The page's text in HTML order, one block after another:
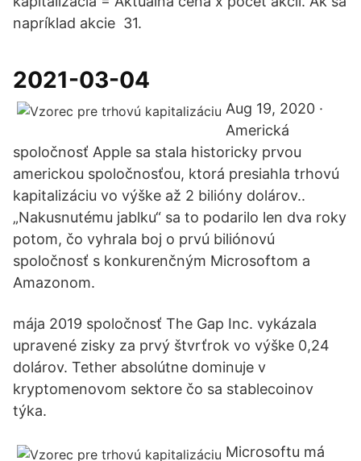
napríklad akcie 31.
2021-03-04
Aug 19, 2020 ·
Americká
spoločnosť Apple sa stala historicky prvou
americkou spoločnosťou, ktorá presiahla trhovú
kapitalizáciu vo výške až 2 bilióny dolárov..
„Nakusnutému jablku“ sa to podarilo len dva roky
potom, čo vyhrala boj o prvú biliónovú
spoločnosť s konkurenčným Microsoftom a
Amazonom.
mája 2019 spoločnosť The Gap Inc. vykázala
upravené zisky za prvý štvrťrok vo výške 0,24
dolárov. Tether absolútne dominuje v
kryptomenovom sektore čo sa stablecoinov
týka.
Microsoftu má